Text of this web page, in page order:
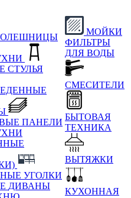
СТУЛЬЯ
ПАНЕЛИ
УГОЛКИ
ДИВАНЫ
МОЙКИ
ФИЛЬТРЫ
ДЛЯ ВОДЫ
СМЕСИТЕЛИ
БЫТОВАЯ
ТЕХНИКА
ВЫТЯЖКИ
КУХОННАЯ